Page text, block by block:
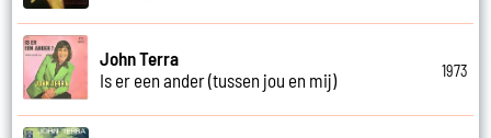
John Terra
Is er een ander (tussen jou en mij)
1973